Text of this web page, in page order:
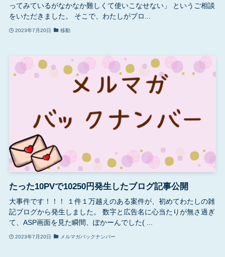
ってみているがなかなか難しくて使いこなせない」 というご相談
をいただきました。 そこで、わたしがブロ...
2023年7月20日 移動
たった10PVで10250円発生したブログ記事公開
大事件です！！！ １件１万越えのある案件が、初めてわたしの雑
記ブログから発生しました。 数字と広告名に心当たりが無さ過ぎ
て、ASP画面を見た瞬間、ぽかーんでした( ...
2023年7月20日 メルマガバックナンバー